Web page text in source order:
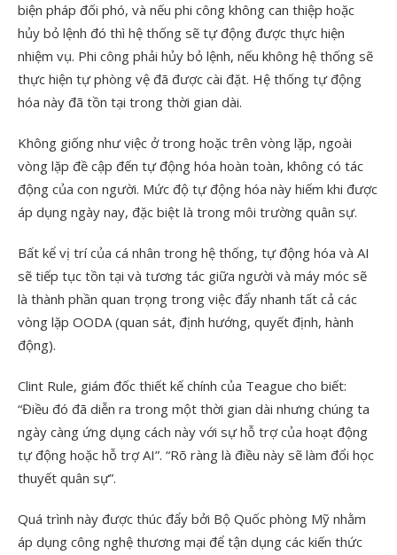
biện pháp đối phó, và nếu phi công không can thiệp hoặc
hủy bỏ lệnh đó thì hệ thống sẽ tự động được thực hiện
nhiệm vụ. Phi công phải hủy bỏ lệnh, nếu không hệ thống sẽ
thực hiện tự phòng vệ đã được cài đặt. Hệ thống tự động
hóa này đã tồn tại trong thời gian dài.
Không giống như việc ở trong hoặc trên vòng lặp, ngoài
vòng lặp đề cập đến tự động hóa hoàn toàn, không có tác
động của con người. Mức độ tự động hóa này hiếm khi được
áp dụng ngày nay, đặc biệt là trong môi trường quân sự.
Bất kể vị trí của cá nhân trong hệ thống, tự động hóa và AI
sẽ tiếp tục tồn tại và tương tác giữa người và máy móc sẽ
là thành phần quan trọng trong việc đẩy nhanh tất cả các
vòng lặp OODA (quan sát, định hướng, quyết định, hành
động).
Clint Rule, giám đốc thiết kế chính của Teague cho biết:
“Điều đó đã diễn ra trong một thời gian dài nhưng chúng ta
ngày càng ứng dụng cách này với sự hỗ trợ của hoạt động
tự động hoặc hỗ trợ AI”. “Rõ ràng là điều này sẽ làm đổi học
thuyết quân sự”.
Quá trình này được thúc đẩy bởi Bộ Quốc phòng Mỹ nhằm
áp dụng công nghệ thương mại để tận dụng các kiến ​​thức